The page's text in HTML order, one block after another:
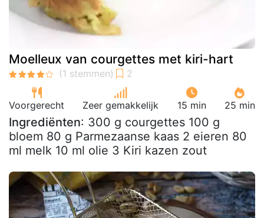
Moelleux van courgettes met kiri-hart
Voorgerecht Zeer gemakkelijk 15 min 25 min
Ingrediënten: 300 g courgettes 100 g
bloem 80 g Parmezaanse kaas 2 eieren 80
ml melk 10 ml olie 3 Kiri kazen zout